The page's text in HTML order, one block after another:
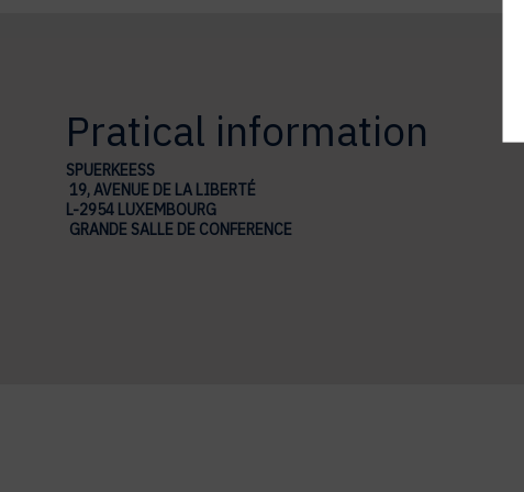
Pratical information
SPUERKEESS
19, AVENUE DE LA LIBERTÉ
L-2954 LUXEMBOURG
GRANDE SALLE DE CONFERENCE